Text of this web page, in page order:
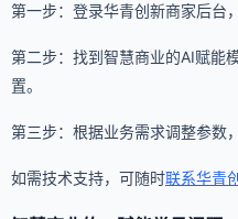
第一步：登录华青创新商家后台
第二步：找到智慧商业的AI赋能
置。
第三步：根据业务需求调整参数
如需技术支持，可随时联系华青